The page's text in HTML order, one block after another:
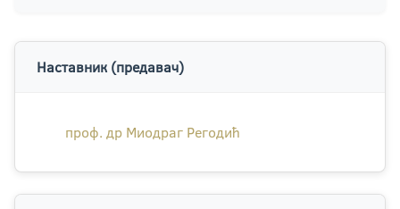
Наставник (предавач)
проф. др Миодраг Регодић